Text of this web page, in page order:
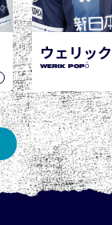
ウェリッ
WERIK POPÓ